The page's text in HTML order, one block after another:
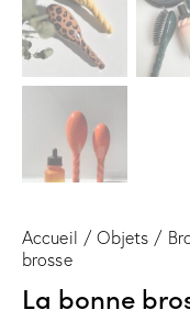
Accueil Objets
brosse
La bonne